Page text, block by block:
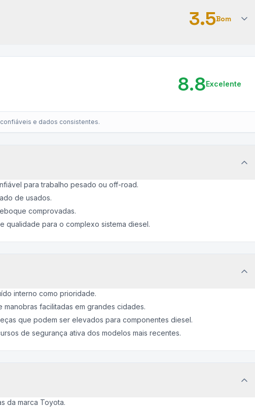
3.5Bom
8.8Excelente
e dados consistentes.
para trabalho pesado ou off-road.
de usados.
comprovadas.
qualidade para o complexo sistema diesel.
interno como prioridade.
facilitadas em grandes cidades.
que podem ser elevados para componentes diesel.
de segurança ativa dos modelos mais recentes.
da marca Toyota.